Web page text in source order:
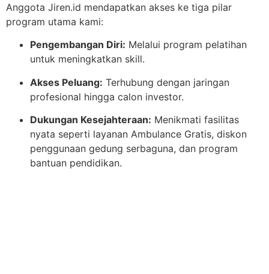
Anggota Jiren.id mendapatkan akses ke tiga pilar
program utama kami:
Pengembangan Diri: Melalui program pelatihan
untuk meningkatkan skill.
Akses Peluang: Terhubung dengan jaringan
profesional hingga calon investor.
Dukungan Kesejahteraan: Menikmati fasilitas
nyata seperti layanan Ambulance Gratis, diskon
penggunaan gedung serbaguna, dan program
bantuan pendidikan.